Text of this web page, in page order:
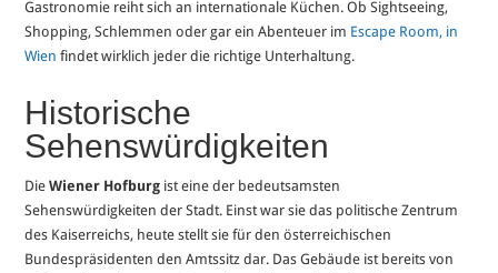
Gastronomie reiht sich an internationale Küchen. Ob Sightseeing,
Shopping, Schlemmen oder gar ein Abenteuer im Escape Room, in
Wien findet wirklich jeder die richtige Unterhaltung.
Historische
Sehenswürdigkeiten
DieWiener Hofburg ist eine der bedeutsamsten
Sehenswürdigkeiten der Stadt. Einst war sie das politische Zentrum
des Kaiserreichs, heute stellt sie für den österreichischen
Bundespräsidenten den Amtssitz dar. Das Gebäude ist bereits von